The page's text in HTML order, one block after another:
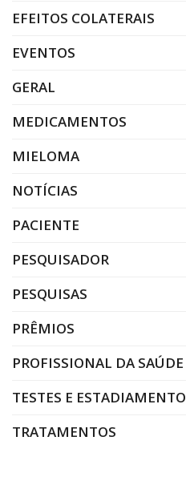
EFEITOS COLATERAIS
EVENTOS
GERAL
MEDICAMENTOS
MIELOMA
NOTÍCIAS
PACIENTE
PESQUISADOR
PESQUISAS
PRÊMIOS
PROFISSIONAL DA SAÚDE
TESTES E ESTADIAMENTO
TRATAMENTOS